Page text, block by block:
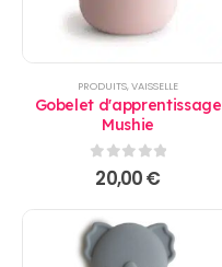
plusieurs
variations.
Les
options
peuvent
être
choisies
sur
la
page
du
produit
PRODUITS,VAISSELLE
Gobelet d'apprentissage
Mushie
0sur 5
20,00€